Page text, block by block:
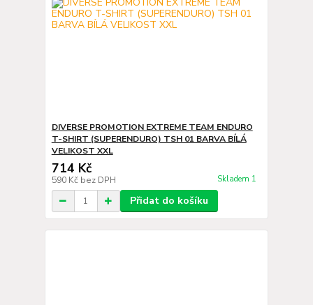
DIVERSE PROMOTION EXTREME TEAM ENDURO
T-SHIRT (SUPERENDURO) TSH 01 BARVA BÍLÁ
VELIKOST XXL
714 Kč
590 Kč bez DPH Skladem 1
Přidat do košíku